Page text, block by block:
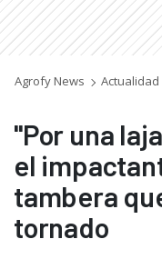
Agrofy News Actualidad
"Por una
el
tambera
tornado